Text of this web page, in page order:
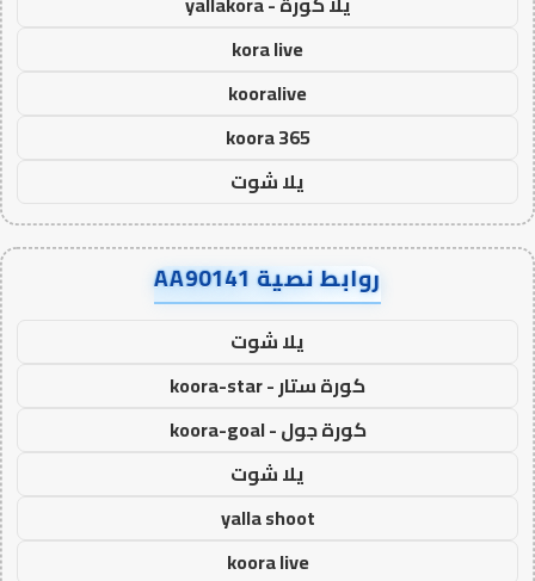
kora live
kooralive
koora 365
يلا شوت
روابط نصية AA90141
يلا شوت
كورة ستار - koora-star
كورة جول - koora-goal
يلا شوت
yalla shoot
koora live